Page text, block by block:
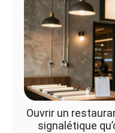
Ouvrir un
signalétique